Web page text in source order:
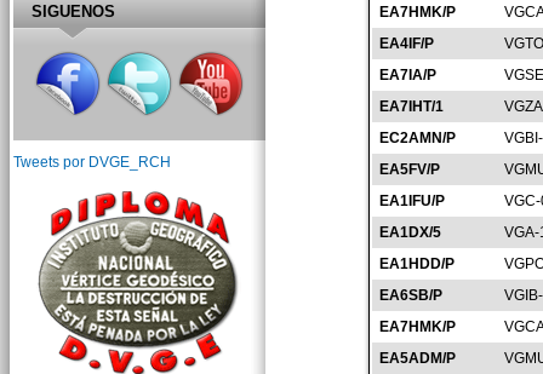
EA7HMK/P
EA4IF/P
EA7IA/P
EA7IHT/1
EC2AMN/P
EA5FV/P
EA1IFU/P
EA1DX/5
EA1HDD/P
EA6SB/P
EA7HMK/P
EA5ADM/P
SIGUENOS
Tweets por DVGE_RCH